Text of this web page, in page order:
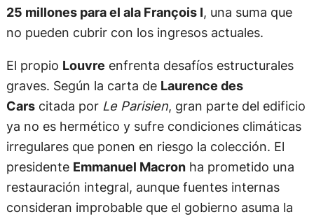
25 millones para el ala François I, una suma que
no pueden cubrir con los ingresos actuales.
El propio Louvre enfrenta desafíos estructurales
graves. Según la carta de Laurence des
Carscitada por Le Parisien, gran parte del edificio
ya no es hermético y sufre condiciones climáticas
irregulares que ponen en riesgo la colección. El
presidente Emmanuel Macronha prometido una
restauración integral, aunque fuentes internas
consideran improbable que el gobierno asuma la